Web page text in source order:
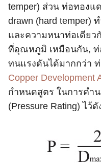
temper) ส่วน ท่อทองแ
drawn (hard temper)
และความหนาท่อเดียว
ที่อุณหภูมิ เหมือนกัน, ท่
ทนแรงดันได้มากกว่า
Copper Development
กำหนดสูตร ในการคํา
(Pressure Rating) ไว้ดั